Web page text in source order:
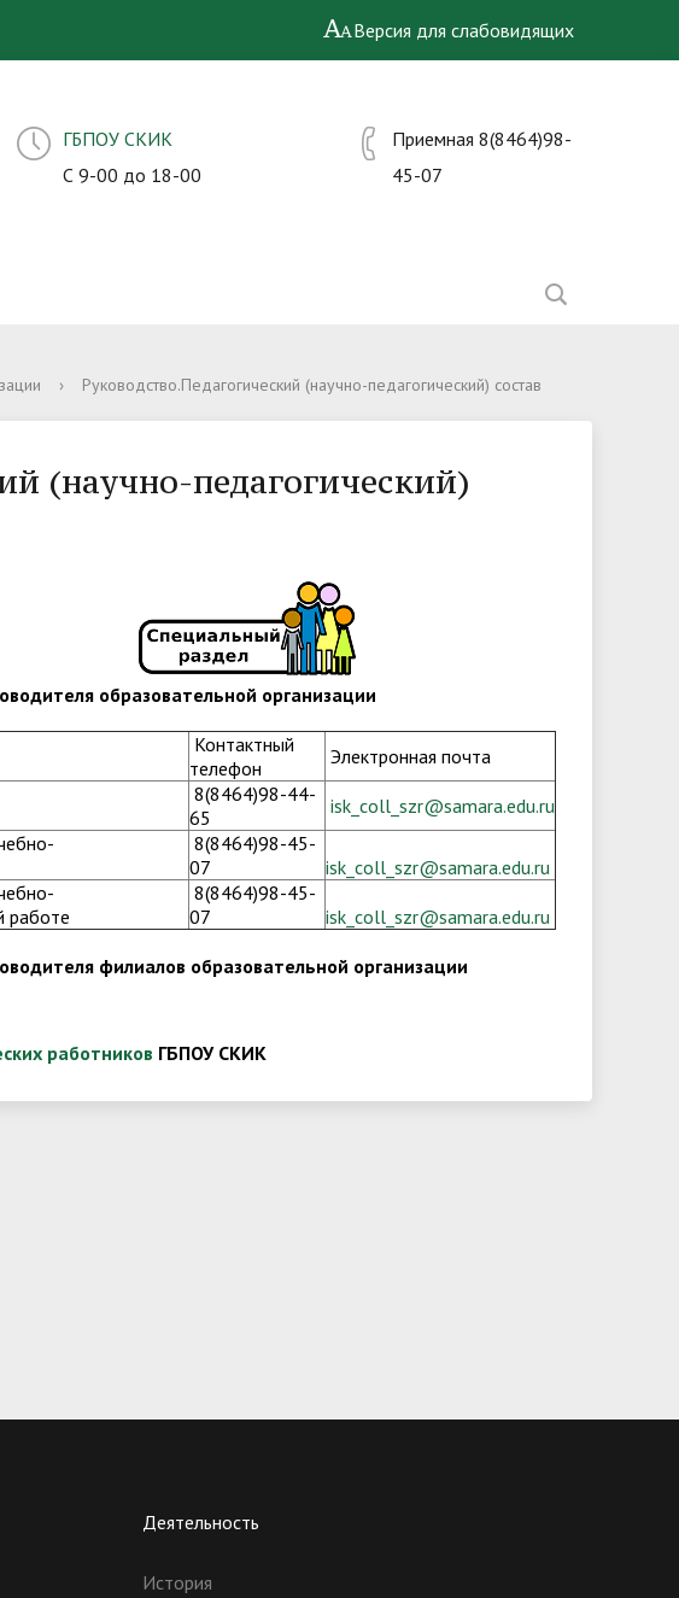
Версия для слабовидящих
ГБПОУ СКИК
С 9-00 до 18-00
Приемная 8(8464)98-
45-07
› Руководство.Педагогический (научно-педагогический) состав
(научно-педагогический)
образовательной организации
Контактный
телефон
Электронная почта
8(8464)98-44-
65
isk_coll_szr@samara.edu.ru
8(8464)98-45-
07
isk_coll_szr@samara.edu.ru
работе
8(8464)98-45-
07
isk_coll_szr@samara.edu.ru
филиалов образовательной организации
работников ГБПОУ СКИК
Деятельность
История